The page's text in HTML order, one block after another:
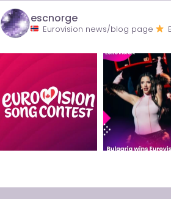
escnorge
Eurovision news/blog page